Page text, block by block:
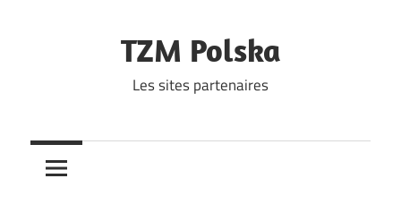
TZM Polska
Les sites partenaires